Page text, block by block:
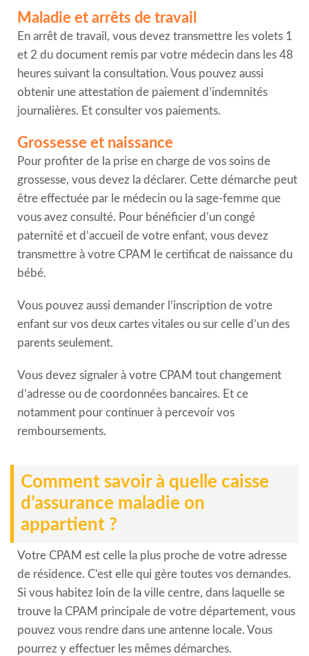
Maladie et arrêts de travail
En arrêt de travail, vous devez transmettre les volets 1
et 2 du document remis par votre médecin dans les 48
heures suivant la consultation. Vous pouvez aussi
obtenir une attestation de paiement d’indemnités
journalières. Et consulter vos paiements.
Grossesse et naissance
Pour profiter de la prise en charge de vos soins de
grossesse, vous devez la déclarer. Cette démarche peut
être effectuée par le médecin ou la sage-femme que
vous avez consulté. Pour bénéficier d’un congé
paternité et d’accueil de votre enfant, vous devez
transmettre à votre CPAM le certificat de naissance du
bébé.
Vous pouvez aussi demander l’inscription de votre
enfant sur vos deux cartes vitales ou sur celle d’un des
parents seulement.
Vous devez signaler à votre CPAM tout changement
d’adresse ou de coordonnées bancaires. Et ce
notamment pour continuer à percevoir vos
remboursements.
Comment savoir à quelle caisse
d’assurance maladie on
appartient ?
Votre CPAM est celle la plus proche de votre adresse
de résidence. C’est elle qui gère toutes vos demandes.
Si vous habitez loin de la ville centre, dans laquelle se
trouve la CPAM principale de votre département, vous
pouvez vous rendre dans une antenne locale. Vous
pourrez y effectuer les mêmes démarches.